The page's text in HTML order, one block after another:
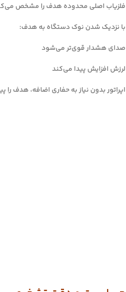
فلزیاب اصلی محدوده هدف را مشخص می‌کند،
با نزدیک شدن نوک دستگاه به هدف:
صدای هشدار قوی‌تر می‌شود
لرزش افزایش پیدا می‌کند
اپراتور بدون نیاز به حفاری اضافه، هدف را